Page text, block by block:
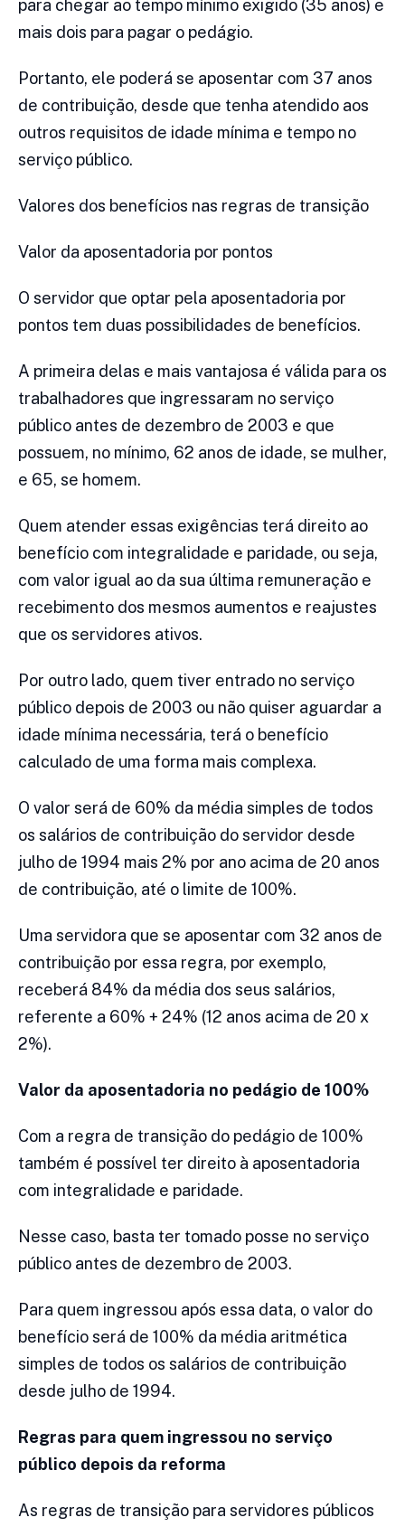
para chegar ao tempo mínimo exigido (35 anos) e
mais dois para pagar o pedágio.
Portanto, ele poderá se aposentar com 37 anos
de contribuição, desde que tenha atendido aos
outros requisitos de idade mínima e tempo no
serviço público.
Valores dos benefícios nas regras de transição
Valor da aposentadoria por pontos
O servidor que optar pela aposentadoria por
pontos tem duas possibilidades de benefícios.
A primeira delas e mais vantajosa é válida para os
trabalhadores que ingressaram no serviço
público antes de dezembro de 2003 e que
possuem, no mínimo, 62 anos de idade, se mulher,
e 65, se homem.
Quem atender essas exigências terá direito ao
benefício com integralidade e paridade, ou seja,
com valor igual ao da sua última remuneração e
recebimento dos mesmos aumentos e reajustes
que os servidores ativos.
Por outro lado, quem tiver entrado no serviço
público depois de 2003 ou não quiser aguardar a
idade mínima necessária, terá o benefício
calculado de uma forma mais complexa.
O valor será de 60% da média simples de todos
os salários de contribuição do servidor desde
julho de 1994 mais 2% por ano acima de 20 anos
de contribuição, até o limite de 100%.
Uma servidora que se aposentar com 32 anos de
contribuição por essa regra, por exemplo,
receberá 84% da média dos seus salários,
referente a 60% + 24% (12 anos acima de 20 x
2%).
Valor da aposentadoria no pedágio de 100%
Com a regra de transição do pedágio de 100%
também é possível ter direito à aposentadoria
com integralidade e paridade.
Nesse caso, basta ter tomado posse no serviço
público antes de dezembro de 2003.
Para quem ingressou após essa data, o valor do
benefício será de 100% da média aritmética
simples de todos os salários de contribuição
desde julho de 1994.
Regras para quem ingressou no serviço
público depois da reforma
As regras de transição para servidores públicos